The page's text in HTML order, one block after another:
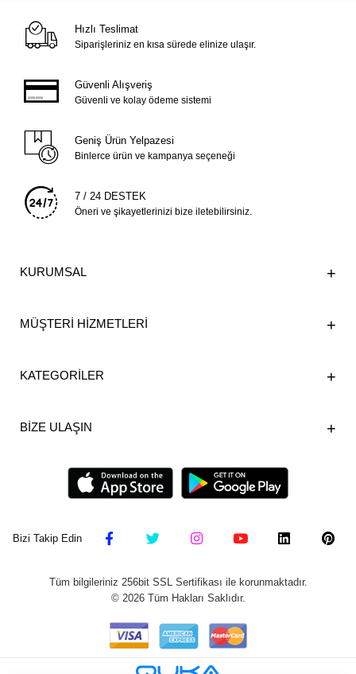
Hızlı Teslimat
Siparişleriniz en kısa sürede elinize ulaşır.
Güvenli Alışveriş
Güvenli ve kolay ödeme sistemi
Geniş Ürün Yelpazesi
Binlerce ürün ve kampanya seçeneği
7 / 24 DESTEK
Öneri ve şikayetlerinizi bize iletebilirsiniz.
KURUMSAL
MÜŞTERİ HİZMETLERİ
KATEGORİLER
BİZE ULAŞIN
Bizi Takip Edin
Tüm bilgileriniz 256bit SSL Sertifikası ile korunmaktadır.
© 2026Tüm Hakları Saklıdır.